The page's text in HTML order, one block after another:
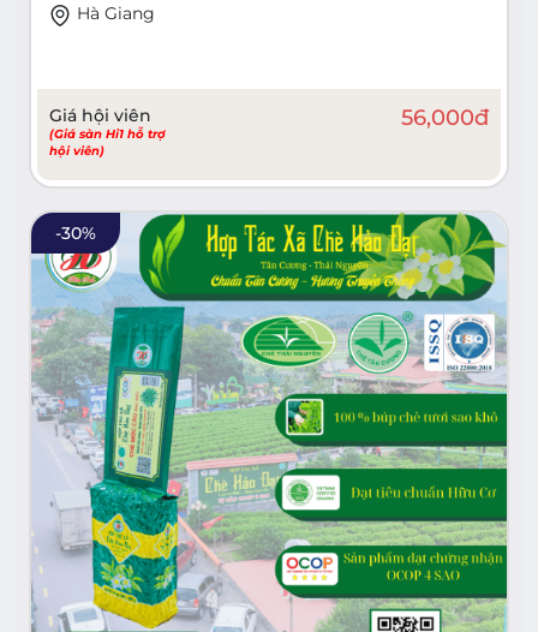
Hà Giang
Giá hội viên
(Giá sàn Hi1 hỗ trợ
hội viên)
56,000đ
-30%